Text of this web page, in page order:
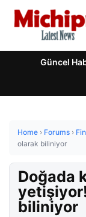
Güncel
Home › Forums ›
olarak biliniyor
Doğada
biliniyor